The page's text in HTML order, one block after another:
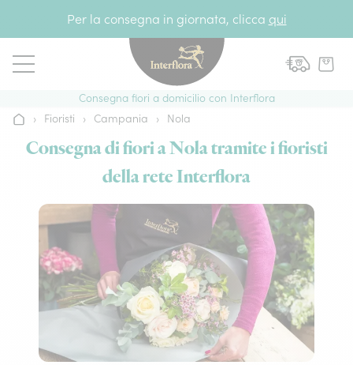
Per la consegna in giornata, clicca qui
Consegna fiori a domicilio con Interflora
Home› Fioristi › Campania › Nola
Consegna di fiori a Nola tramite i fioristi
della rete Interflora